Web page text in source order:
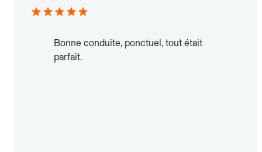
Bonne conduite, ponctuel, tout était
parfait.